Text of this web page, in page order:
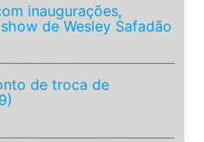
inaugurações,
de Wesley Safadão
de troca de